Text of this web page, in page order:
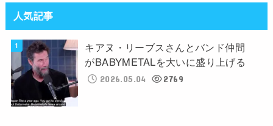
人気記事
キアヌ・リーブスさんとバンド仲間
がBABYMETALを大いに盛り上げる
2026.05.04 2769